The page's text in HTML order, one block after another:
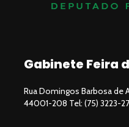
Gabinete Feira
Rua Domingos Barbosa de
44001-208 Tel: (75) 3223-